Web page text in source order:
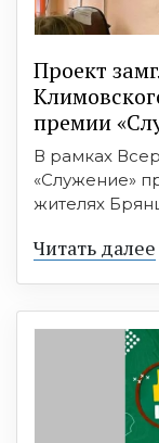
Проект
премии
В рамках
«Служение»
жителях
Читать далее